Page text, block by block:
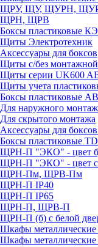
ЩРУ, ЩУ, ЩУРН,
ЩРН, ЩРВ
Боксы пластиковые
Щиты Электротехник
Аксессуары для боксов
Щиты с/без
Щиты серии UK600
Щиты учета
Боксы пластиковые
Для наружного
Для скрытого монтажа
Аксессуары для
Боксы пластиковые
ЩРН-П "ЭКО" - цвет
ЩРН-П "ЭКО" - цвет
ЩРН-Пм, ЩРВ-Пм
ЩРН-П IP40
ЩРН-П IP65
ЩРН-П, ЩРВ-П
ЩРН-П (б) с белой
Шкафы металлические
Шкафы